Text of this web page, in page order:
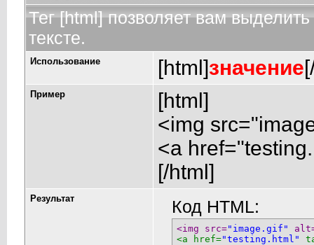
Тег [html] позволяет вам
тексте.
Использование [html]значение
Пример
[html]
<img
<a
[/html]
Результат Код HTML:
<img src="image.gif"
<a href="testing.html"